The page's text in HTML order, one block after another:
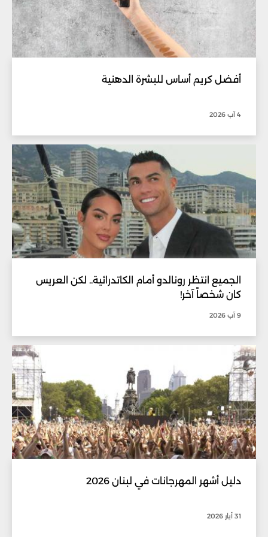
أفضل كريم أساس للبشرة الدهنية
4 آب 2026
الجميع انتظر رونالدو أمام الكاتدرائية.. لكن العريس
كان شخصاً آخر!
9 آب 2026
دليل أشهر المهرجانات في لبنان 2026
31 أيار 2026